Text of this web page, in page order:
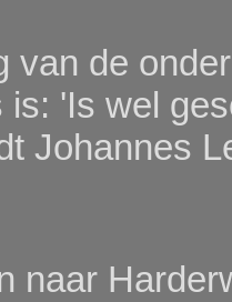
van de
'Is wel
Johannes
naar